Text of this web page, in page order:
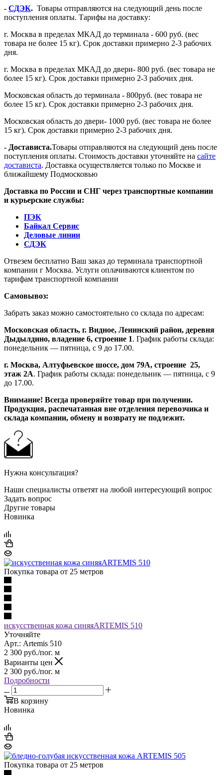
- СДЭК. Товары отправляются на следующий день после
поступления оплаты. Тарифы на доставку:
г. Москва в пределах МКАД до терминала - 600 руб. (вес
товара не более 15 кг). Срок доставки примерно 2-3 рабочих
дня.
г. Москва в пределах МКАД до двери- 800 руб. (вес товара не
более 15 кг). Срок доставки примерно 2-3 рабочих дня.
Московская область до терминала - 800руб. (вес товара не
более 15 кг). Срок доставки примерно 2-3 рабочих дня.
Московская область до двери- 1000 руб. (вес товара не более
15 кг). Срок доставки примерно 2-3 рабочих дня.
- Достависта.Товары отправляются на следующий день после
поступления оплаты. Стоимость доставки уточняйте на сайте
достависта. Доставка осуществляется только по Москве и
ближайшему Подмосковью
Доставка по России и СНГ через транспортные компании
и курьерские службы:
ПЭК
Байкал Сервис
Деловые линии
СДЭК
Отвезем бесплатно Ваш заказ до терминала транспортной
компании г Москва. Услуги оплачиваются клиентом по
тарифам транспортной компании
Самовывоз:
Забрать заказ можно самостоятельно со склада по адресам:
Московская область, г. Видное, Ленинский район, деревня
Дыдылдино, владение 6, строение 1. График работы склада:
понедельник — пятница, с 9 до 17.00.
г. Москва, Алтуфьевское шоссе, дом 79А, строение 25,
этаж 2А. График работы склада: понедельник — пятница, с 9
до 17.00.
Внимание! Всегда проверяйте товар при получении.
Продукция, распечатанная вне отделения перевозчика и
склада компании, обмену и возврату не подлежит.
Нужна консультация?
Наши специалисты ответят на любой интересующий вопрос
Задать вопрос
Другие товары
Новинка
Покупка товара от 25 метров
искусственная кожа синяяARTEMIS 510
Уточняйте
Арт.: Artemis 510
2 300 руб./пог. м
Варианты цен
2 300 руб./пог. м
Подробности
В корзину
Новинка
Покупка товара от 25 метров